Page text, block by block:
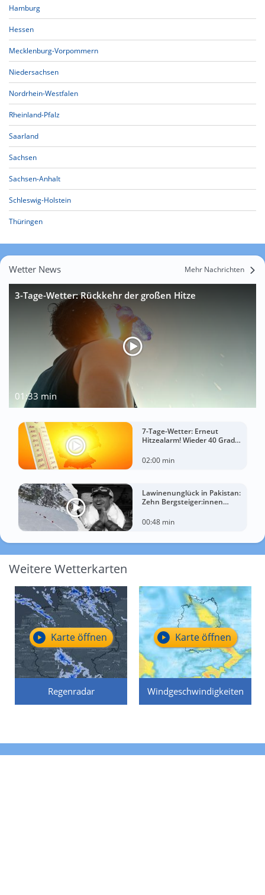
Hamburg
Hessen
Mecklenburg-Vorpommern
Niedersachsen
Nordrhein-Westfalen
Rheinland-Pfalz
Saarland
Sachsen
Sachsen-Anhalt
Schleswig-Holstein
Thüringen
Wetter News Mehr Nachrichten
3-Tage-Wetter: Rückkehr der großen Hitze
01:33 min
7-Tage-Wetter: Erneut
Hitzealarm! Wieder 40 Grad
02:00 min
Lawinenunglück in Pakistan:
Zehn Bergsteiger:innen
00:48 min
Weitere Wetterkarten
Regenradar
Karte öffnen
Windgeschwindigkeiten
Karte öffnen